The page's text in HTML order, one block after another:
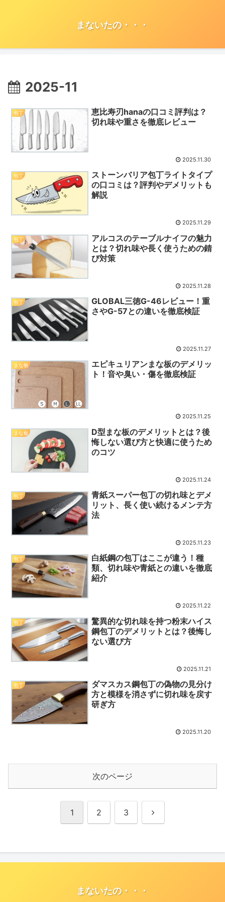
まないたの・・・
2025-11
包丁
恵比寿刃hanaの口コミ評判は？
切れ味や重さを徹底レビュー
2025.11.30
包丁
ストーンバリア包丁ライトタイプ
の口コミは？評判やデメリットも
解説
2025.11.29
包丁
アルコスのテーブルナイフの魅力
とは？切れ味や長く使うための錆
び対策
2025.11.28
包丁
GLOBAL三徳G-46レビュー！重
さやG-57との違いを徹底検証
2025.11.27
まな板
エピキュリアンまな板のデメリッ
ト！音や臭い・傷を徹底検証
2025.11.25
まな板
D型まな板のデメリットとは？後
悔しない選び方と快適に使うため
のコツ
2025.11.24
包丁
青紙スーパー包丁の切れ味とデメ
リット、長く使い続けるメンテ方
法
2025.11.23
包丁
白紙鋼の包丁はここが違う！種
類、切れ味や青紙との違いを徹底
紹介
2025.11.22
包丁
驚異的な切れ味を持つ粉末ハイス
鋼包丁のデメリットとは？後悔し
ない選び方
2025.11.21
包丁
ダマスカス鋼包丁の偽物の見分け
方と模様を消さずに切れ味を戻す
研ぎ方
2025.11.20
次のページ
1 2 3 次
まないたの・・・